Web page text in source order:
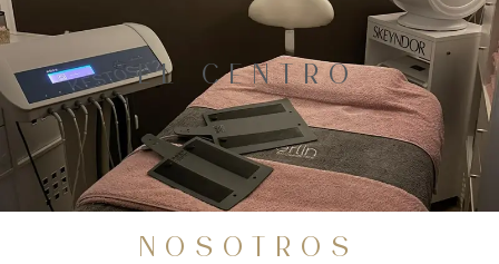
EL CENTRO
NOSOTROS